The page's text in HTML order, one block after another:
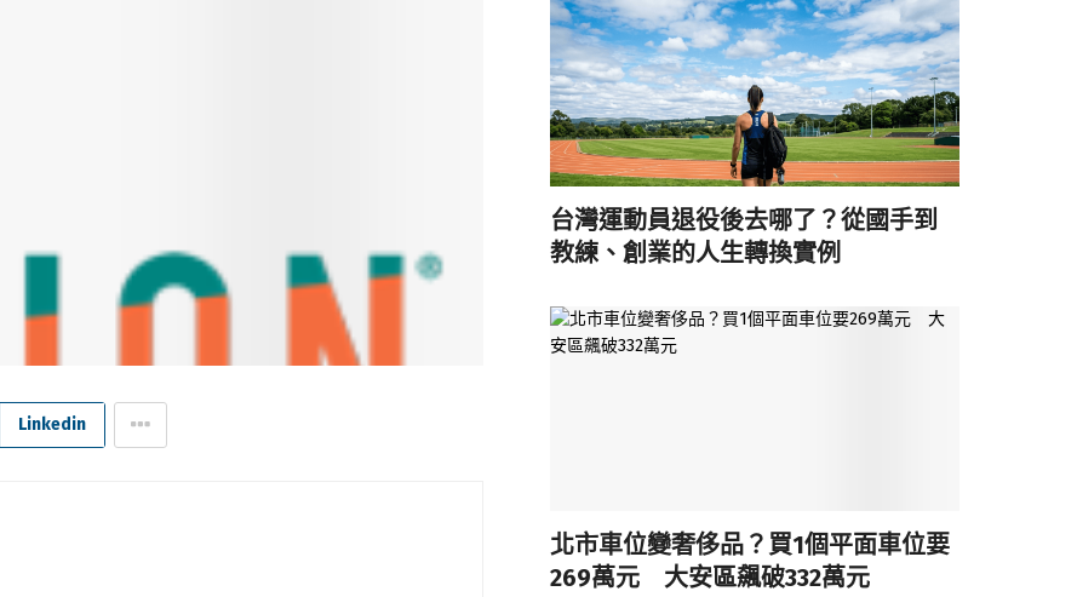
Linkedin
台灣運動員退役後去哪了？從國手到
教練、創業的人生轉換實例
北市車位變奢侈品？買1個平面車位要
269萬元 大安區飆破332萬元